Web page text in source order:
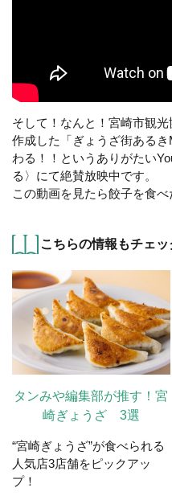
そして！なんと！宮崎市観
作成した「ぎょうざ街ある
わる！！というありがたい
る〉にて絶賛放映中です。
この動画を見たら餃子を食
こちらの情報もチェッ
タンみや編集部が推す！宮
崎ぎょうざ 3選
“宮崎ぎょうざ”が食べられる
人気店3店舗をピックアッ
プ！